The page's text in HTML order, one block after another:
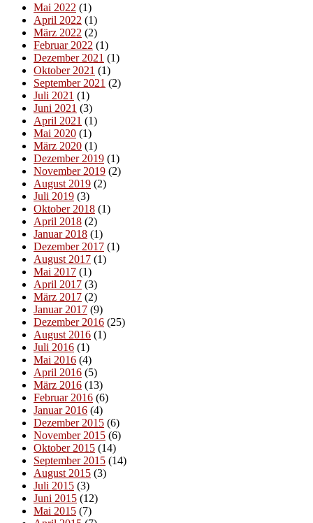
Mai 2022 (1)
April 2022 (1)
März 2022 (2)
Februar 2022 (1)
Dezember 2021 (1)
Oktober 2021 (1)
September 2021 (2)
Juli 2021 (1)
Juni 2021 (3)
April 2021 (1)
Mai 2020 (1)
März 2020 (1)
Dezember 2019 (1)
November 2019 (2)
August 2019 (2)
Juli 2019 (3)
Oktober 2018 (1)
April 2018 (2)
Januar 2018 (1)
Dezember 2017 (1)
August 2017 (1)
Mai 2017 (1)
April 2017 (3)
März 2017 (2)
Januar 2017 (9)
Dezember 2016 (25)
August 2016 (1)
Juli 2016 (1)
Mai 2016 (4)
April 2016 (5)
März 2016 (13)
Februar 2016 (6)
Januar 2016 (4)
Dezember 2015 (6)
November 2015 (6)
Oktober 2015 (14)
September 2015 (14)
August 2015 (3)
Juli 2015 (3)
Juni 2015 (12)
Mai 2015 (7)